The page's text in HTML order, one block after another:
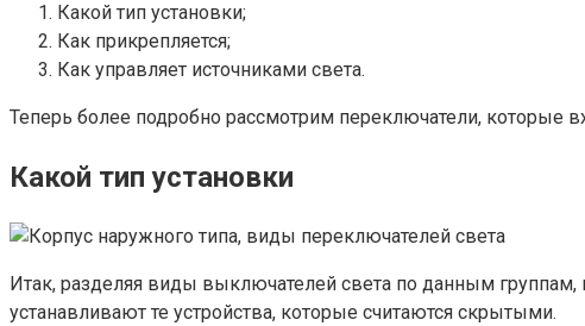
Какой тип установки;
Как прикрепляется;
Как управляет источниками света.
Теперь более подробно рассмотрим переключатели, которые
Какой тип установки
Итак, разделяя виды выключателей света по данным
устанавливают те устройства, которые считаются скрытыми.